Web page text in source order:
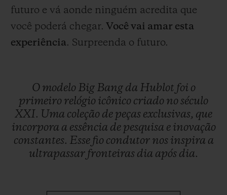
futuro e vá aonde ninguém acredita que
você poderá chegar. Você vai amar esta
experiência. Surpreenda o futuro.
O modelo Big Bang da Hublot foi o
primeiro relógio icônico criado no século
XXI. Uma coleção de peças exclusivas, que
incorpora a essência de pesquisa e inovação
constantes. Esse fio condutor nos inspira a
ultrapassar fronteiras dia após dia.